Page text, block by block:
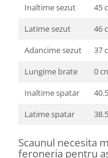
Inaltime sezut
45
Latime sezut
46
Adancime sezut
37
Lungime brate
0
Inaltime spatar
Latime spatar
Scaunul necesita
feroneria pentru